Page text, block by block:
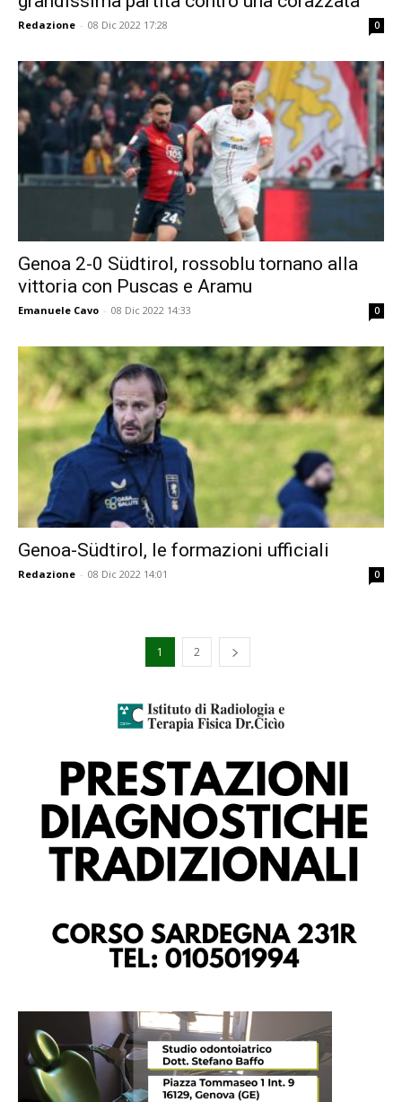
Redazione - 08 Dic 2022 17:28 0
Genoa 2-0 Südtirol, rossoblu tornano alla
vittoria con Puscas e Aramu
Emanuele Cavo - 08 Dic 2022 14:33 0
Genoa-Südtirol, le formazioni ufficiali
Redazione - 08 Dic 2022 14:01 0
1 2